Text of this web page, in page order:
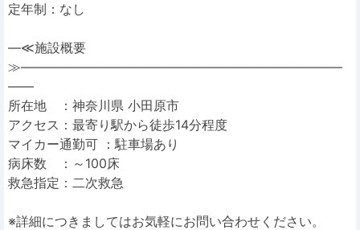
定年制：なし
―≪施設概要
≫―――――――――――――――――――――――――
――
所在地 ：神奈川県 小田原市
アクセス：最寄り駅から徒歩14分程度
マイカー通勤可 ：駐車場あり
病床数 ：～100床
救急指定：二次救急
※詳細につきましてはお気軽にお問い合わせください。